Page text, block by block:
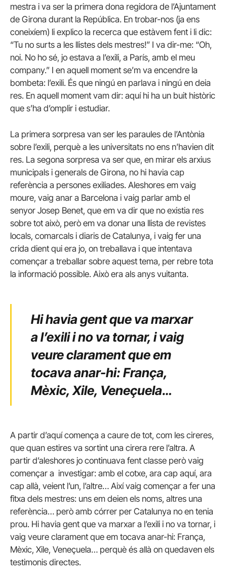
mestra i va ser la primera dona regidora de l’Ajuntament
de Girona durant la República. En trobar-nos (ja ens
coneixíem) li explico la recerca que estàvem fent i li dic:
“Tu no surts a les llistes dels mestres!” I va dir-me: “Oh,
noi. No ho sé, jo estava a l’exili, a París, amb el meu
company.” I en aquell moment se’m va encendre la
bombeta: l’exili. És que ningú en parlava i ningú en deia
res. En aquell moment vam dir: aquí hi ha un buit històric
que s’ha d’omplir i estudiar.
La primera sorpresa van ser les paraules de l’Antònia
sobre l’exili, perquè a les universitats no ens n’havien dit
res. La segona sorpresa va ser que, en mirar els arxius
municipals i generals de Girona, no hi havia cap
referència a persones exiliades. Aleshores em vaig
moure, vaig anar a Barcelona i vaig parlar amb el
senyor Josep Benet, que em va dir que no existia res
sobre tot això, però em va donar una llista de revistes
locals, comarcals i diaris de Catalunya, i vaig fer una
crida dient qui era jo, on treballava i que intentava
començar a treballar sobre aquest tema, per rebre tota
la informació possible. Això era als anys vuitanta.
Hi havia gent que va marxar
a l’exili i no va tornar, i vaig
veure clarament que em
tocava anar-hi: França,
Mèxic, Xile, Veneçuela…
A partir d’aquí comença a caure de tot, com les cireres,
que quan estires va sortint una cirera rere l’altra. A
partir d’aleshores jo continuava fent classe però vaig
començar a investigar: amb el cotxe, ara cap aquí, ara
cap allà, veient l’un, l’altre… Així vaig començar a fer una
fitxa dels mestres: uns em deien els noms, altres una
referència… però amb córrer per Catalunya no en tenia
prou. Hi havia gent que va marxar a l’exili i no va tornar, i
vaig veure clarament que em tocava anar-hi: França,
Mèxic, Xile, Veneçuela… perquè és allà on quedaven els
testimonis directes.